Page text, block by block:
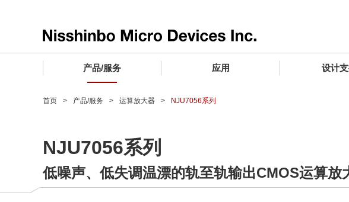
产品/服务
微波产品
晶圆代工服务
应用
车载用IC
工业设备用IC
设计
微波产品
寻找交叉参考产品
电子器件
微波产品
微波产品
企业理念
公司简介
首页 产品/服务 运算放大器 NJU7056系列
NJU7056系列
低噪声、低失调温漂的轨至轨输出CMOS运算放